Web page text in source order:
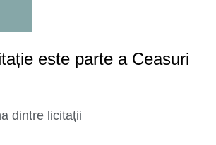
este parte a Ceasuri
dintre licitații